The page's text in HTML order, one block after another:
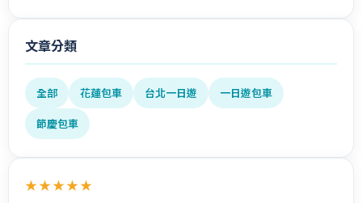
文章分類
全部 花蓮包車 台北一日遊
一日遊包車
節慶包車
★★★★★